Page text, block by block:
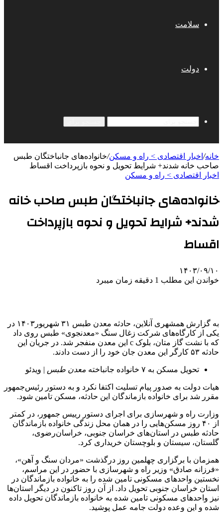
سلامت
دولت
خانه/ اخبار اقتصادی > راه و مسکن/خانواده‌های جانباختگان طبس
صاحب خانه شدند+ شرایط تحویل و نحوه بازپرداخت اقساط
اخبار اقتصادی > راه و مسکن
خانواده‌های جانباختگان طبس صاحب خانه
شدند+ شرایط تحویل و نحوه بازپرداخت
اقساط
۱۴۰۳/۰۹/۱۰
خواندن این مطلب 1 دقیقه زمان میبرد
به گزارش همشهری آنلاین، حادثه معدن طبس ۳۱ شهریور۱۴۰۳ در
یکی از کارگاه‌های شرکت زغال سنگ «معدنجوی» طبس روی داد
که با نشت گاز متان، بلوک c این معدن منفجر شد. در جریان این
حادثه ۵۳ کارگر این معدن جان خود را از دست دادند.
تحویل مسکن به ٧ خانواده جانباخته معدن طبس | ویدئو
هیات دولت به صدور پیام تسلیت اکتفا نکرد و به دستور رئیس‌جمهور
مقرر شد برای خانواده بازماندگان این حادثه، مسکن تامین شود.
وزارت راه و شهرسازی برای اجرای دستور رییس جمهور، در کمتر
از ۴۰ روز مسکن‌هایی را در همان محل زندگی خانواده بازماندگان
حادثه طبس در استان‌های خراسان جنوبی، خراسان‌رضوی،
گلستان، سیستان و بلوچستان خریداری کرد.
همزمان با برگزاری چهلمین روز درگذشت «مردان سنگ و آهن»،
«فرزانه صادق» وزیر راه و شهرسازی با حضور در این مراسم،
نخستین واحدهای مسکونی تامین شده را به خانواده بازماندگان در
استان خراسان جنوبی تحویل داد. از آن روز تاکنون در دیگر استان‌ها
نیز واحدهای مسکونی تامین شده به خانواده بازماندگان تحویل داده
شده و این وعده دولت جامه عمل پوشید.